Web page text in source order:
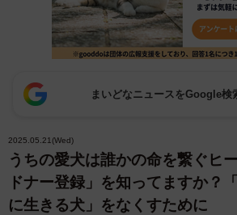
まいどなニュースをGoogle検
2025.05.21(Wed)
うちの愛犬は誰かの命を繋ぐヒ
ドナー登録」を知ってますか？
に生きる犬」をなくすために